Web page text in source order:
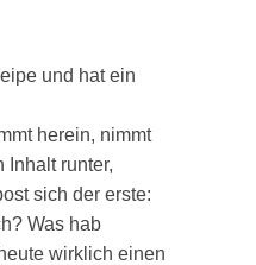
und hat ein
herein, nimmt
Inhalt runter,
sich der erste:
Was hab
wirklich einen